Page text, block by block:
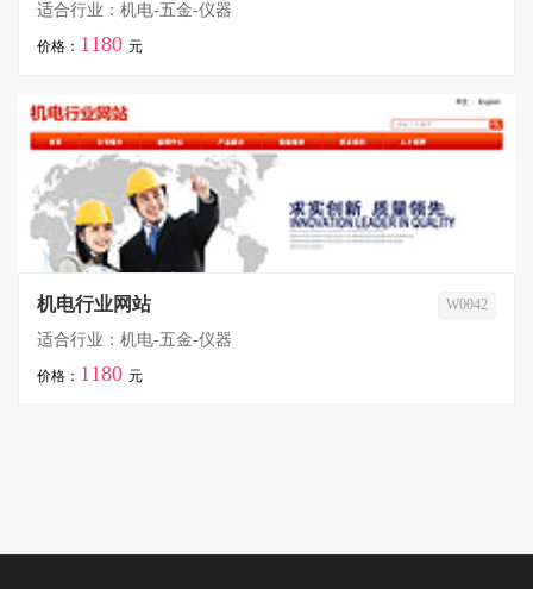
适合行业：机电-五金-仪器
价格： 1180 元
机电行业网站 W0042
适合行业：机电-五金-仪器
价格： 1180 元